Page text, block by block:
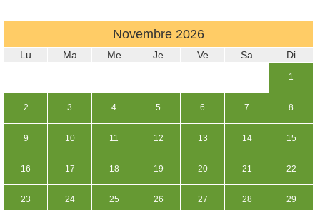
Novembre 2026
Lu Ma Me Je Ve Sa Di
1
2 3 4 5 6 7 8
9 10 11 12 13 14 15
16 17 18 19 20 21 22
23 24 25 26 27 28 29